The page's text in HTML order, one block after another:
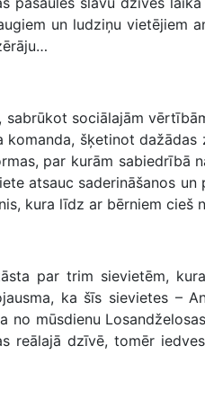
un ludziņu
sabrūkot sociālajām
šķetinot
par kurām
atsauc saderināšanos
kura līdz ar bērniem cieš
par trim sievietēm,
ka šīs sievietes –
mūsdienu
reālajā dzīvē, tomēr